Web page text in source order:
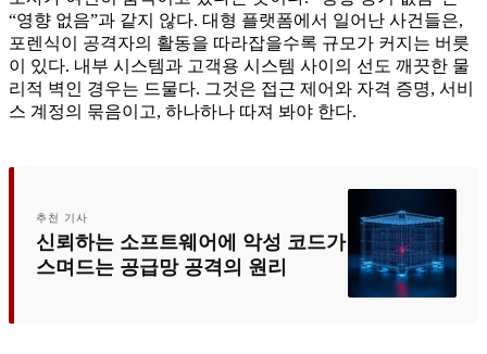
“영향 없음”과 같지 않다. 대형 플랫폼에서 일어난 사건들은,
포렌식이 공격자의 활동을 따라잡을수록 규모가 커지는 버릇
이 있다. 내부 시스템과 고객용 시스템 사이의 선도 깨끗한 물
리적 벽인 경우는 드물다. 그것은 접근 제어와 자격 증명, 서비
스 계정의 묶음이고, 하나하나 따져 봐야 한다.
추천 기사
신뢰하는 소프트웨어에 악성 코드가
스며드는 공급망 공격의 원리